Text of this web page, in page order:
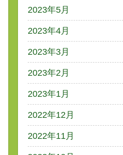
2023年5月
2023年4月
2023年3月
2023年2月
2023年1月
2022年12月
2022年11月